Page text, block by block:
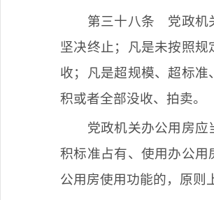
第三十八条 党政机
坚决终止；凡是未按照
收；凡是超规模、超标
积或者全部没收、拍卖。
党政机关办公用房
积标准占有、使用办公
公用房使用功能的，原则